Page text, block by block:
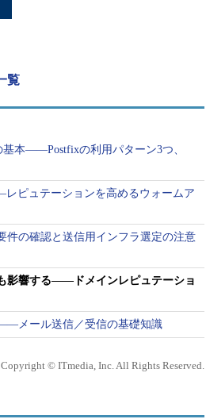
覧
本――Postfixの利用パターン3つ、
ピュテーションを高めるウォームア
件の確認と送信用インフラ選定の注意
影響する――ドメインレピュテーショ
メール送信／受信の基礎知識
Copyright © ITmedia, Inc. All Rights Reserved.